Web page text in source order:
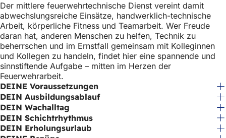
Der mittlere feuerwehrtechnische Dienst vereint damit
abwechslungsreiche Einsätze, handwerklich-technische
Arbeit, körperliche Fitness und Teamarbeit. Wer Freude
daran hat, anderen Menschen zu helfen, Technik zu
beherrschen und im Ernstfall gemeinsam mit Kolleginnen
und Kollegen zu handeln, findet hier eine spannende und
sinnstiftende Aufgabe – mitten im Herzen der
Feuerwehrarbeit.
DEINE Voraussetzungen
DEIN Ausbildungsablauf
DEIN Wachalltag
DEIN Schichtrhythmus
DEIN Erholungsurlaub